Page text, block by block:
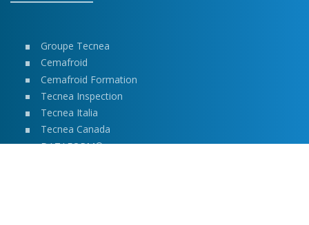
Groupe Tecnea
Cemafroid
Cemafroid Formation
Tecnea Inspection
Tecnea Italia
Tecnea Canada
DATAFORM®